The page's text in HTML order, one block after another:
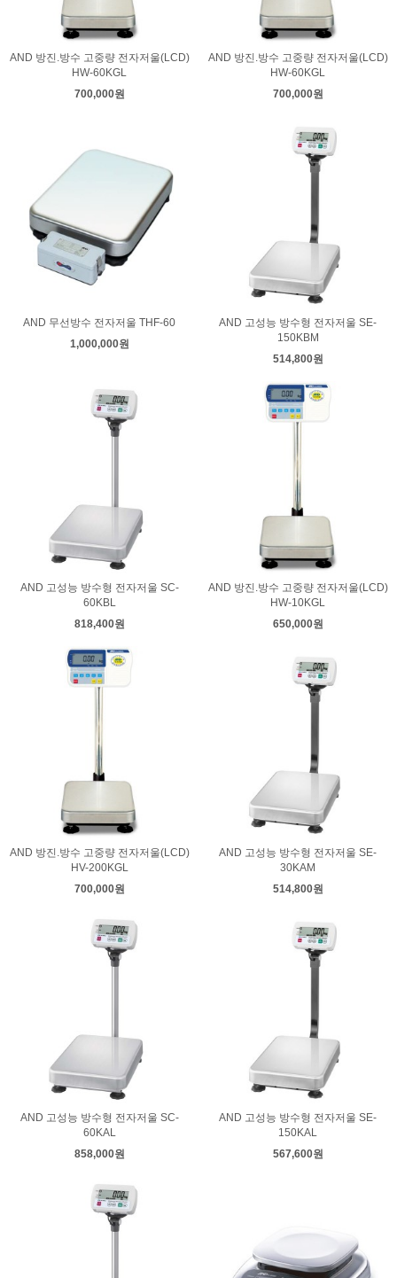
AND 방진.방수 고중량 전자저울(LCD)
HW-60KGL
700,000원
AND 방진.방수 고중량 전자저울(LCD)
HW-60KGL
700,000원
AND 무선방수 전자저울 THF-60
1,000,000원
AND 고성능 방수형 전자저울 SE-
150KBM
514,800원
AND 고성능 방수형 전자저울 SC-
60KBL
818,400원
AND 방진.방수 고중량 전자저울(LCD)
HW-10KGL
650,000원
AND 방진.방수 고중량 전자저울(LCD)
HV-200KGL
700,000원
AND 고성능 방수형 전자저울 SE-
30KAM
514,800원
AND 고성능 방수형 전자저울 SC-
60KAL
858,000원
AND 고성능 방수형 전자저울 SE-
150KAL
567,600원